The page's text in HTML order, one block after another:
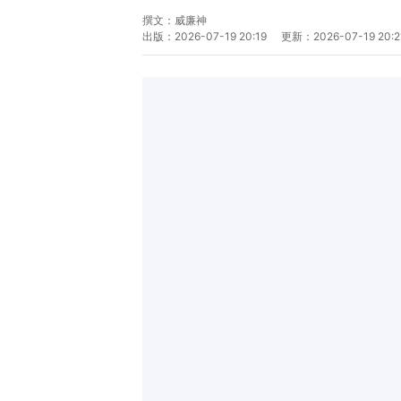
撰文： 威廉神
出版： 2026-07-19 20:19 更新： 2026-07-19